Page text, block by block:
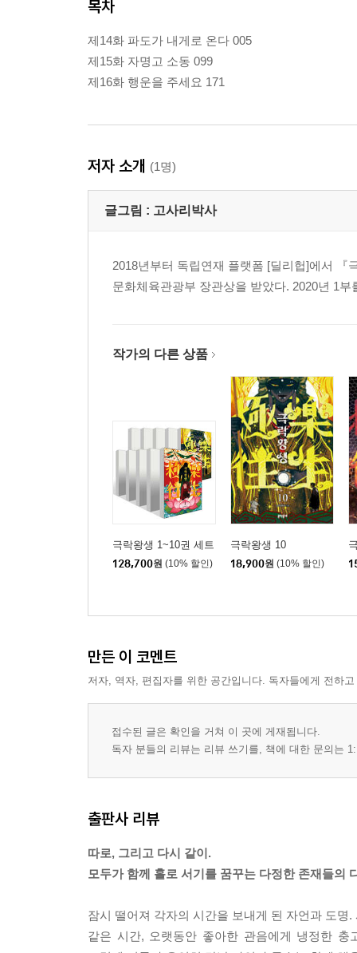
목차
제14화 파도가 내게로 온다 005
제15화 자명고 소동 099
제16화 행운을 주세요 171
저자 소개 (1명)
글그림 : 고사리박사
2018년부터 독립연재 플랫폼 [딜리헙]에서 『
문화체육관광부 장관상을 받았다. 2020년 1
작가의 다른 상품
극락왕생 1~10권 세트
128,700원 (10% 할인)
극락왕생 10
18,900원 (10% 할인)
만든 이 코멘트
저자, 역자, 편집자를 위한 공간입니다. 독자들에게 전하
접수된 글은 확인을 거쳐 이 곳에 게재됩니다.
독자 분들의 리뷰는 리뷰 쓰기를, 책에 대한 문의는
출판사 리뷰
따로, 그리고 다시 같이.
모두가 함께 홀로 서기를 꿈꾸는 다정한 존재들의
잠시 떨어져 각자의 시간을 보내게 된 자언과 도
같은 시간, 오랫동안 좋아한 관음에게 냉정한